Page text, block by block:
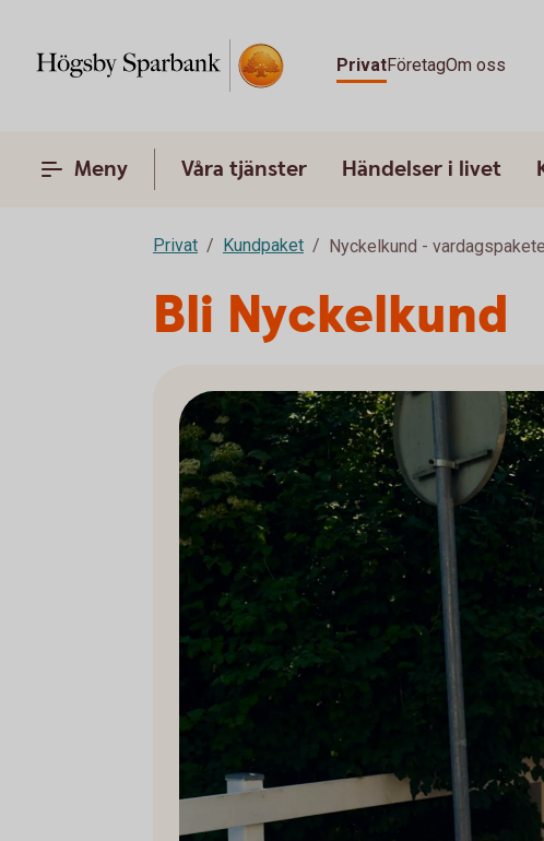
PrivatFöretagOm oss
Meny Våra tjänster Händelser i livet
Privat Kundpaket Nyckelkund -
Bli Nyckelkund